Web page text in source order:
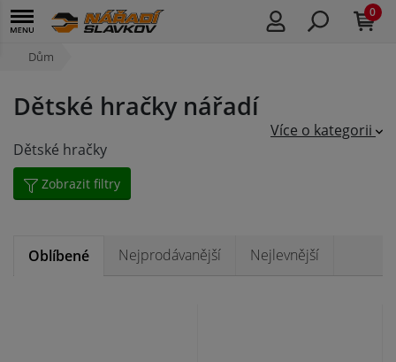
0
Dům
Dětské hračky nářadí
Dětské hračky
Více o kategorii
Zobrazit filtry
Oblíbené Nejprodávanější Nejlevnější